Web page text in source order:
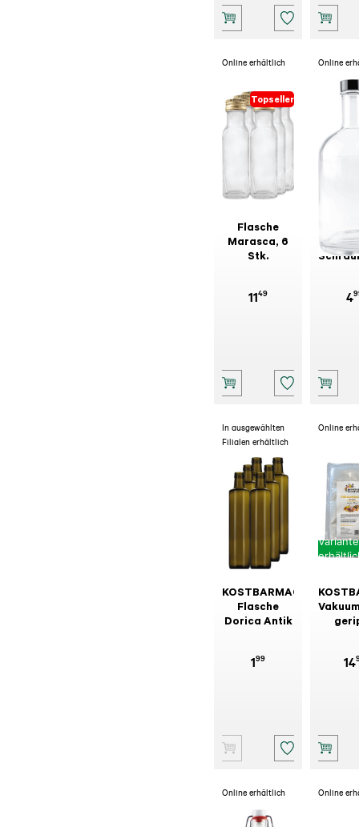
Online erhältlich
Topseller
Flasche
Marasca, 6
Stk.
1149
Online
4
In ausgewählten
Filialen erhältlich
KOSTBARMACHER
Flasche
Dorica Antik
199
Online
14
Online erhältlich Online